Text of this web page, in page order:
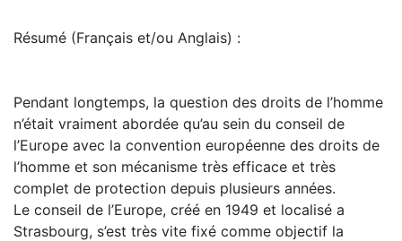
Résumé (Français et/ou Anglais) :
Pendant longtemps, la question des droits de l’homme
n’était vraiment abordée qu’au sein du conseil de
l’Europe avec la convention européenne des droits de
l’homme et son mécanisme très efficace et très
complet de protection depuis plusieurs années.
Le conseil de l’Europe, créé en 1949 et localisé a
Strasbourg, s’est très vite fixé comme objectif la